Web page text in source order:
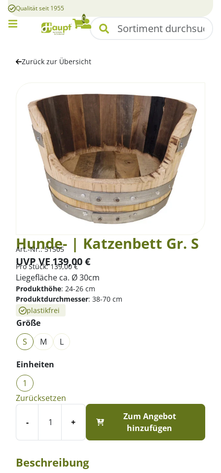
Qualität seit 1955
Suchen
0
Warenkorb
Konto
Mobile Menü
Zurück zur Übersicht
Hunde- | Katzenbett Gr. S
Art.-Nr.:51505
UVP VE139,00€
ProStück:139,00€
Liegefläche ca. Ø 30cm
Produkthöhe: 24-26 cm
Produktdurchmesser: 38-70 cm
plastikfrei
Größe
S
M L
Einheiten
1
Zurücksetzen
- +
Zum Angebot
hinzufügen
Beschreibung